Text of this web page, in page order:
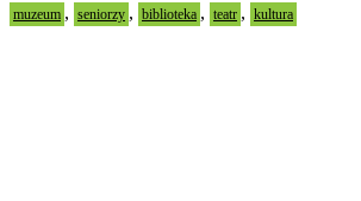
muzeum , seniorzy , biblioteka , teatr , kultura